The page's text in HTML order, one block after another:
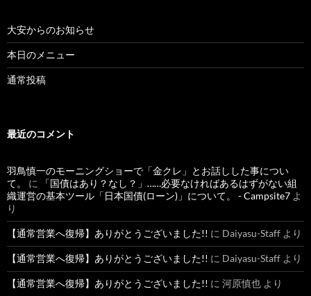
大安からのお知らせ
本日のメニュー
通常投稿
最近のコメント
羽鳥慎一のモーニングショーで「金クレ」とお話しした事につい
て。
に
「国債はあり？なし？」……必要なければあるはずがない組
織運営の基本ツール「日本国債(ローン)」について。 - Campsite7 よ
り
【通常営業へ復帰】ありがとうございました!! に Daiyasu-Staff より
【通常営業へ復帰】ありがとうございました!! に Daiyasu-Staff より
【通常営業へ復帰】ありがとうございました!! に 河原慎也 より